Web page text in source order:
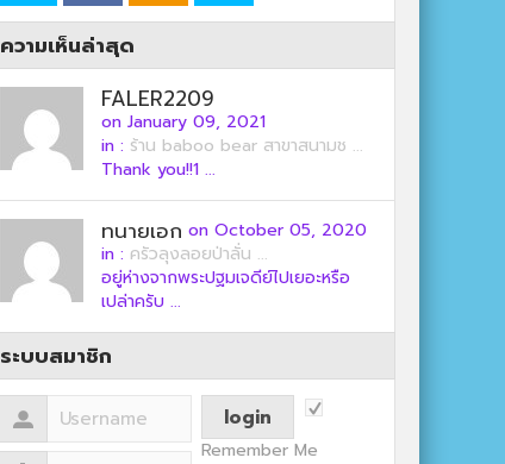
ความเห็นล่าสุด
FALER2209
on January 09, 2021
in : ร้าน baboo bear สาขาสนามช ...
Thank you!!1 ...
ทนายเอก on October 05, 2020
in : ครัวลุงลอยป่าลั่น ...
อยู่ห่างจากพระปฐมเจดีย์ไปเยอะหรือ
เปล่าครับ ...
ระบบสมาชิก
Remember Me